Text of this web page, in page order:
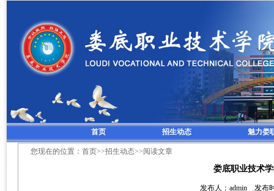
首页 招生动态 魅力娄
您现在的位置：首页>>招生动态>>阅读文章
娄底职业技术
发布人：admin 发布